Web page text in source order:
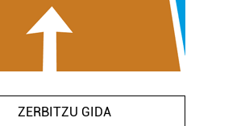
ZERBITZU GIDA